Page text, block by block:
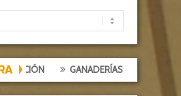
GANADERÍAS: ALCURRUCÉN